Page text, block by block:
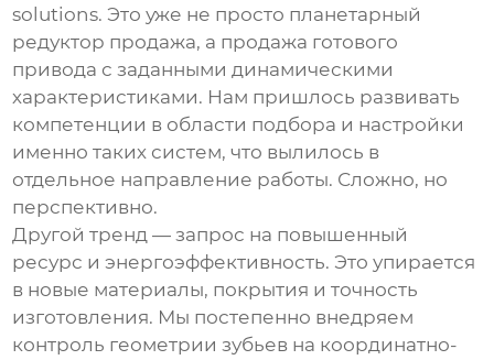
solutions. Это уже не просто планетарный
редуктор продажа, а продажа готового
привода с заданными динамическими
характеристиками. Нам пришлось развивать
компетенции в области подбора и настройки
именно таких систем, что вылилось в
отдельное направление работы. Сложно, но
перспективно.
Другой тренд — запрос на повышенный
ресурс и энергоэффективность. Это упирается
в новые материалы, покрытия и точность
изготовления. Мы постепенно внедряем
контроль геометрии зубьев на координатно-